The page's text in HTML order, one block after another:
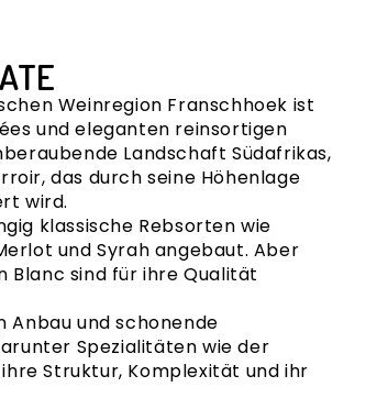
Weinregion Franschhoek ist
und eleganten reinsortigen
Landschaft Südafrikas,
das durch seine Höhenlage
wird.
klassische Rebsorten wie
undSyrah angebaut. Aber
Blanc sind für ihre Qualität
Anbau und schonende
Spezialitäten wie der
Struktur, Komplexität und ihr